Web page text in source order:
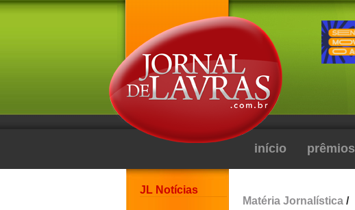
início prêmios
JL Notícias
Matéria Jornalística /